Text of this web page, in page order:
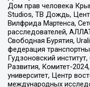
Дом прав человека
Studios, ТВ Дождь,
Вилфрида Мартенса,
расследователей,
Свободная Бурятия,
федерация
Гудзоновский
Развития, Комитет-
университет, Центр
международных